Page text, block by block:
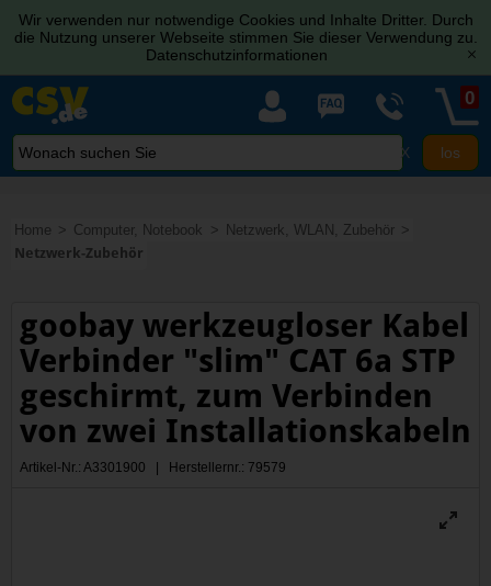
Wir verwenden nur notwendige Cookies und Inhalte Dritter. Durch
die Nutzung unserer Webseite stimmen Sie dieser Verwendung zu.
Datenschutzinformationen
[x]
X
0
Home Computer, Notebook
Netzwerk, WLAN, Zubehör
Netzwerk-Zubehör
goobay werkzeugloser Kabel
Verbinder "slim" CAT 6a STP
geschirmt, zum Verbinden
von zwei Installationskabeln
Artikel-Nr.: A3301900 | Herstellernr.: 79579